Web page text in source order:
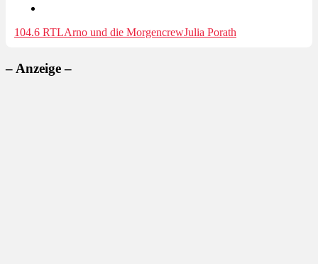
104.6 RTLArno und die MorgencrewJulia Porath
– Anzeige –